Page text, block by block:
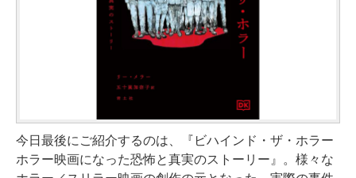
今日最後にご紹介するのは、『ビハインド・ザ・ホラー
ホラー映画になった恐怖と真実のストーリー』。様々な